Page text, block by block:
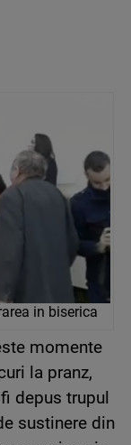
in biserica
momente
la pranz,
depus trupul
sustinere din